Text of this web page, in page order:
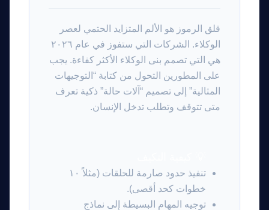
قلق الرموز هو الألم المتزايد الحتمي لعصر
الوكلاء. الشركات التي ستفوز في عام ٢٠٢٦
هي التي تصمم بنى الوكلاء الأكثر كفاءة. يجب
على المطورين التحول من كتابة “التوجيهات
المثالية” إلى تصميم “آلات حالة” ذكية تعرف
متى تتوقف وتطلب تدخل الإنسان.
تنفيذ حدود صارمة للحلقات (مثلاً ١٠
خطوات كحد أقصى).
توجيه المهام البسيطة إلى نماذج